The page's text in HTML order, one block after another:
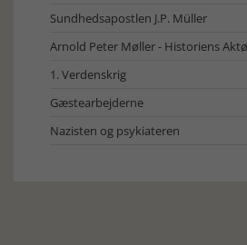
Sundhedsapostlen J.P. Müller
Arnold Peter Møller - Historiens
1. Verdenskrig
Gæstearbejderne
Nazisten og psykiateren